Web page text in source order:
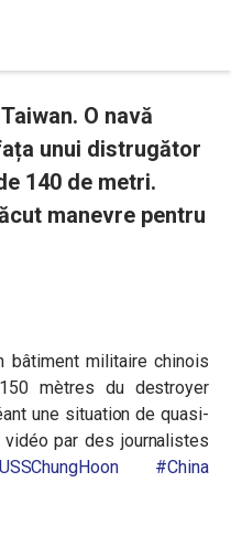
O navă
unui distrugător
140 de metri.
manevre pentru
bâtiment militaire chinois
mètres du destroyer
une situation de quasi-
par des journalistes
#China